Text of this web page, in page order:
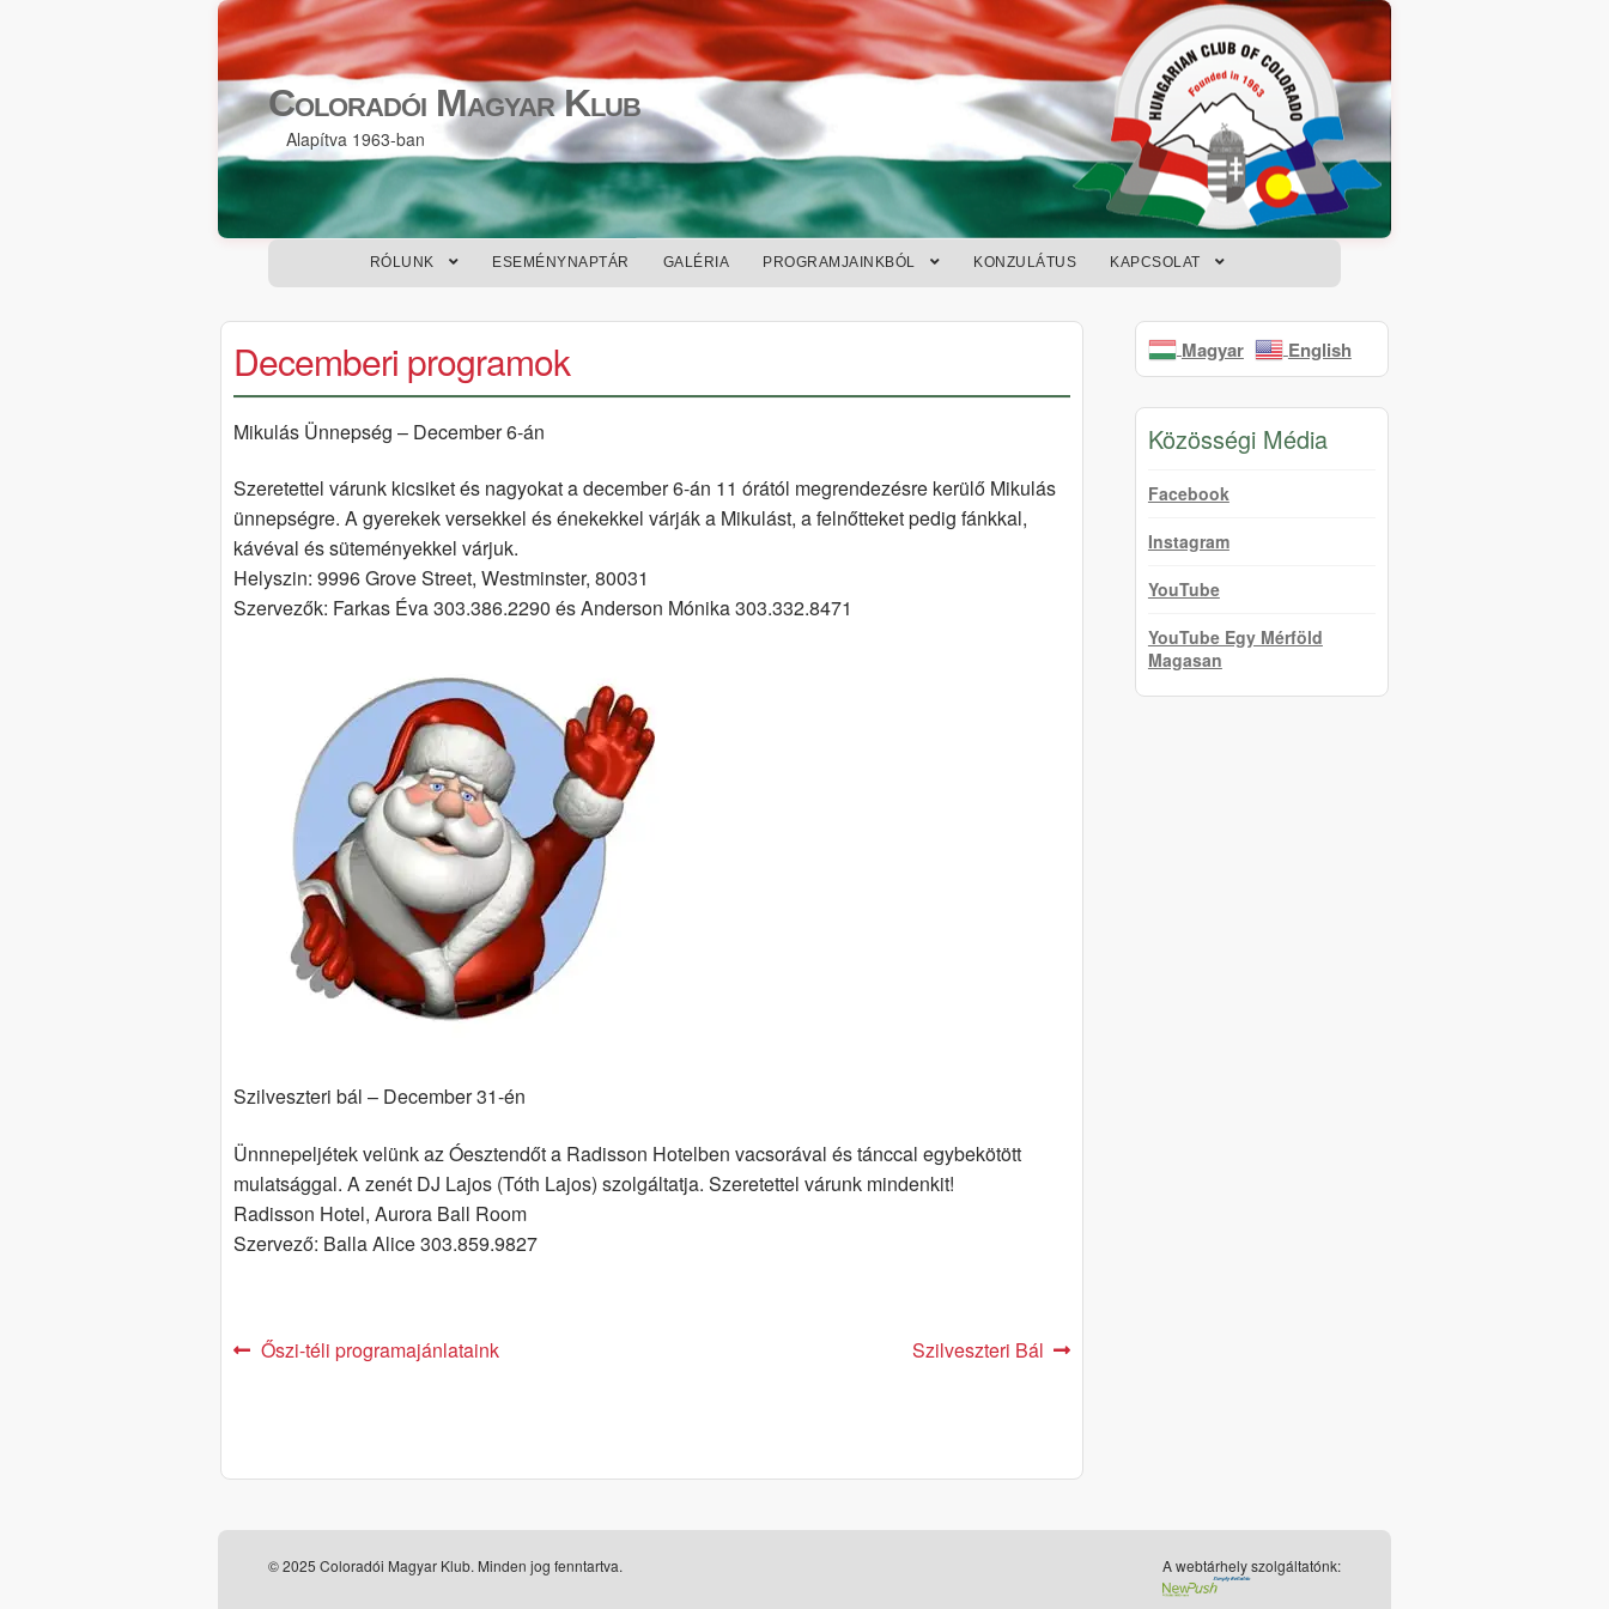
Skip
to
navigation
Skip
to
content
Coloradói Magyar Klub
Alapítva 1963-ban
RÓLUNK ESEMÉNYNAPTÁR GALÉRIA PROGRAMJAINKBÓL KONZULÁTUS KAPCSOLAT
Decemberi programok
Mikulás Ünnepség – December 6-án
Szeretettel várunk kicsiket és nagyokat a december 6-án 11 órától megrendezésre kerülő Mikulás
ünnepségre. A gyerekek versekkel és énekekkel várják a Mikulást, a felnőtteket pedig fánkkal,
kávéval és süteményekkel várjuk.
Helyszin: 9996 Grove Street, Westminster, 80031
Szervezők: Farkas Éva 303.386.2290 és Anderson Mónika 303.332.8471
Szilveszteri bál – December 31-én
Ünnnepeljétek velünk az Óesztendőt a Radisson Hotelben vacsorával és tánccal egybekötött
mulatsággal. A zenét DJ Lajos (Tóth Lajos) szolgáltatja. Szeretettel várunk mindenkit!
Radisson Hotel, Aurora Ball Room
Szervező: Balla Alice 303.859.9827
Post
Previous
Őszi-téli programajánlataink
Next
Szilveszteri Bál
Magyar English
Közösségi Média
Facebook
Instagram
YouTube
YouTube Egy Mérföld
Magasan
© 2025 Coloradói Magyar Klub. Minden jog fenntartva. A webtárhely szolgáltatónk: